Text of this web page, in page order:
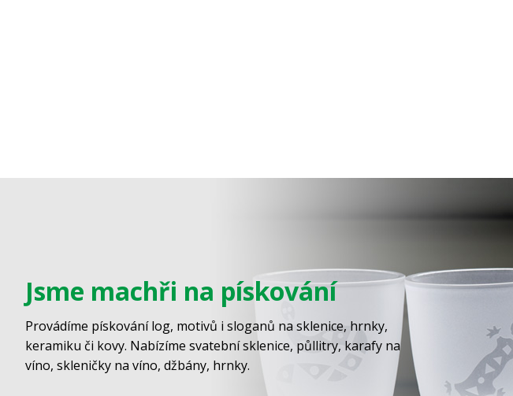
Jsme machři na pískování
Provádíme pískování log, motivů i sloganů na sklenice, hrnky,
keramiku či kovy. Nabízíme svatební sklenice, půllitry, karafy na
víno, skleničky na víno, džbány, hrnky.